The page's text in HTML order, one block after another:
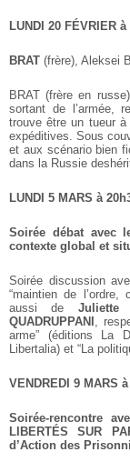
LUNDI 20 FÉVRIER à
BRAT (frère), Aleksei
BRAT (frère en
sortant de l’armée,
trouve être un tueur à
expéditives. Sous
et aux scénario bien
dans la Russie
LUNDI 5 MARS à
Soirée débat avec
contexte global et
Soirée discussion
“maintien de l’ordre,
aussi de Juliette
QUADRUPPANI ,
arme” (éditions La
Libertalia) et “La
VENDREDI 9 MARS
Soirée-rencontre
LIBERTÉS SUR
d’Action des